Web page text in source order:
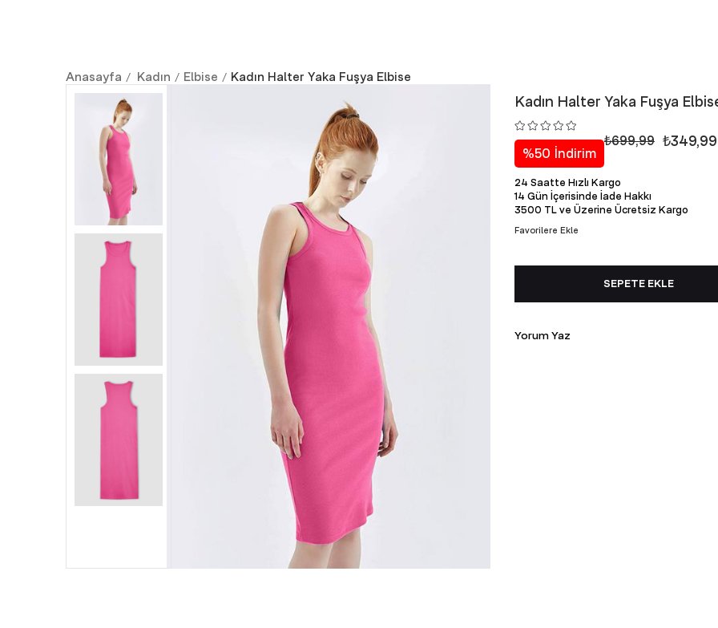
Anasayfa Kadın Elbise Kadın Halter Yaka Fuşya Elbise
Kadın Halter Yaka Fuşya
%50 İndirim
₺699,99 ₺349,99
24 Saatte Hızlı Kargo
14 Gün İçerisinde İade Hakkı
3500 TL ve Üzerine Ücretsiz Kargo
Favorilere Ekle
Yorum Yaz